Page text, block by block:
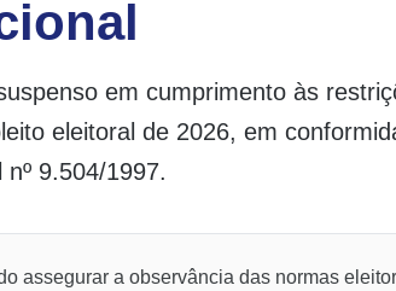
em cumprimento às
eleitoral de 2026, em
9.504/1997.
assegurar a observância das normas